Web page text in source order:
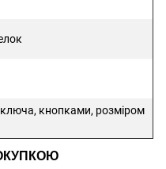
кнопками, розміром